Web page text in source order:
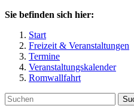
Sie befinden sich hier:
Start
Freizeit & Veranstaltungen
Termine
Veranstaltungskalender
Romwallfahrt